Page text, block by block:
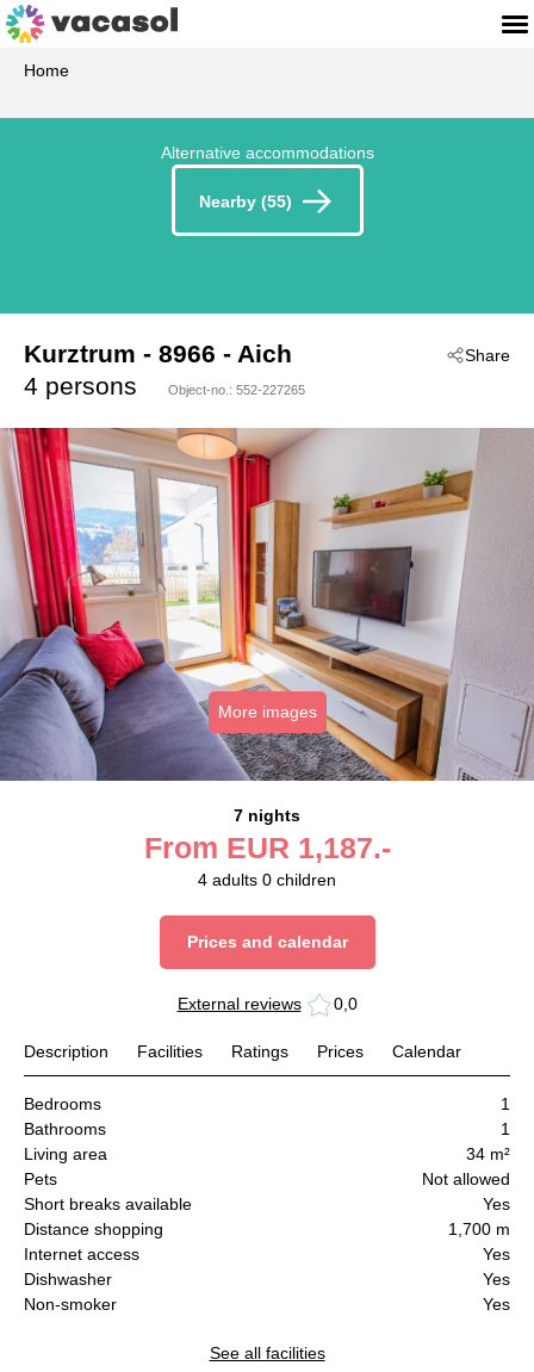
Home
Alternative accommodations
Nearby (55)
Share
Kurztrum - 8966 - Aich
4 persons
Object-no.: 552-227265
More images
7 nights
From EUR 1,187.-
4 adults 0 children
Prices and calendar
External reviews 0,0
Description Facilities Ratings Prices Calendar
Bedrooms
1
Bathrooms
1
Living area
34 m²
Pets
Not allowed
Short breaks available
Yes
Distance shopping
1,700 m
Internet access
Yes
Dishwasher
Yes
Non-smoker
Yes
See all facilities